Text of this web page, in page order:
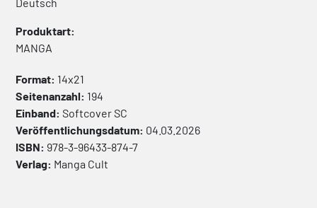
Produktart:
MANGA
Format: 14x21
Seitenanzahl: 194
Einband: SoftcoverSC
Veröffentlichungsdatum: 04.03.2026
ISBN: 978-3-96433-874-7
Verlag: Manga Cult